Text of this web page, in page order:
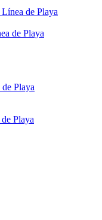
de Playa
de Playa
Playa
Playa